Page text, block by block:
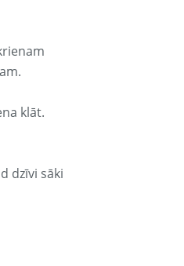
klāt.
dzīvi sāki